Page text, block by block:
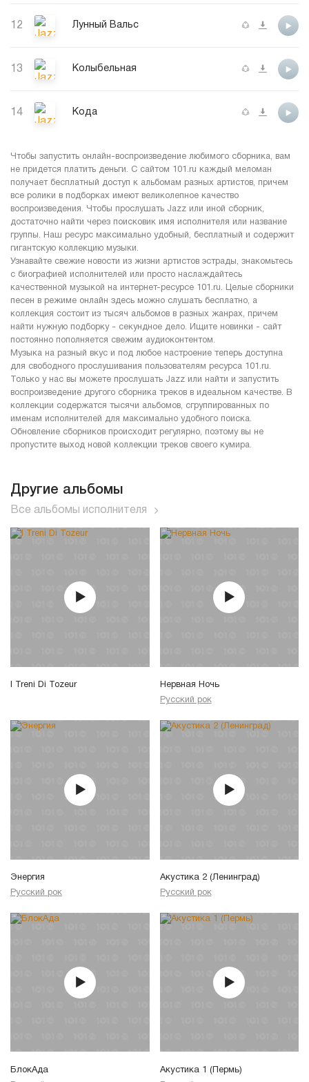
12 Лунный Вальс
13 Колыбельная
14 Кода
Чтобы запустить онлайн-воспроизведение любимого сборника, вам
не придется платить деньги. С сайтом 101.ru каждый меломан
получает бесплатный доступ к альбомам разных артистов, причем
все ролики в подборках имеют великолепное качество
воспроизведения. Чтобы прослушать Jazz или иной сборник,
достаточно найти через поисковик имя исполнителя или название
группы. Наш ресурс максимально удобный, бесплатный и содержит
гигантскую коллекцию музыки.
Узнавайте свежие новости из жизни артистов эстрады, знакомьтесь
с биографией исполнителей или просто наслаждайтесь
качественной музыкой на интернет-ресурсе 101.ru. Целые сборники
песен в режиме онлайн здесь можно слушать бесплатно, а
коллекция состоит из тысяч альбомов в разных жанрах, причем
найти нужную подборку - секундное дело. Ищите новинки - сайт
постоянно пополняется свежим аудиоконтентом.
Музыка на разный вкус и под любое настроение теперь доступна
для свободного прослушивания пользователям ресурса 101.ru.
Только у нас вы можете прослушать Jazz или найти и запустить
воспроизведение другого сборника треков в идеальном качестве. В
коллекции содержатся тысячи альбомов, сгруппированных по
именам исполнителей для максимально удобного поиска.
Обновление сборников происходит регулярно, поэтому вы не
пропустите выход новой коллекции треков своего кумира.
Другие альбомы
Все альбомы исполнителя
I Treni Di Tozeur
Нервная Ночь
Русский рок
Энергия
Русский рок
Акустика 2 (Ленинград)
Русский рок
БлокАда
Акустика 1 (Пермь)